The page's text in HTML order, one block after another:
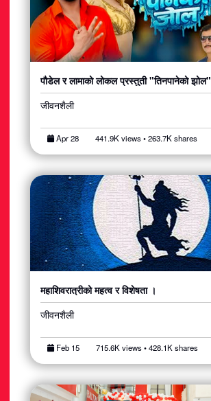
पौडेल र लामाको लोकल प्रस्तुती "तिनपानेको झोल"
जीवनशैली
Apr 28 441.9K views • 263.7K shares
महाशिवरात्रीको महत्व र विशेषता ।
जीवनशैली
Feb 15 715.6K views • 428.1K shares